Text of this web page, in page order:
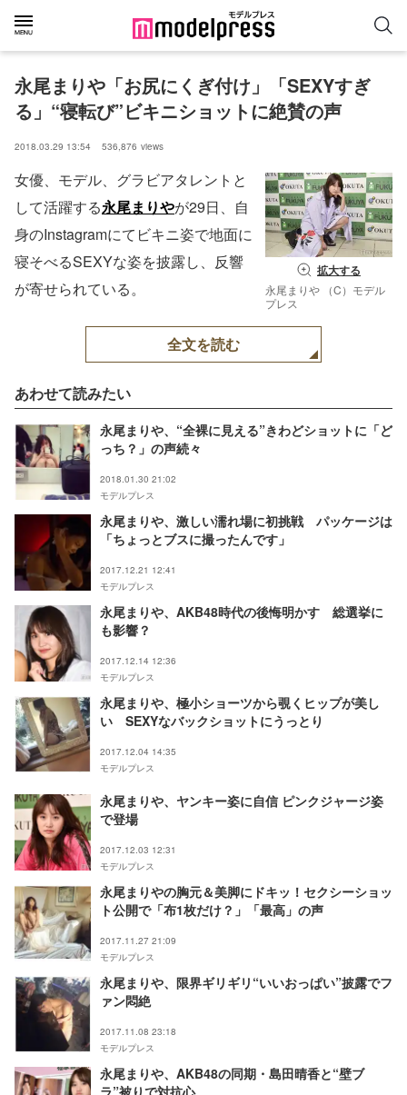
永尾まりや「お尻にくぎ付け」「SEXYすぎ
る」“寝転び”ビキニショットに絶賛の声
2018.03.29 13:54 536,876 views
拡大する
永尾まりや （C）モデル
プレス
女優、モデル、グラビアタレントと
して活躍する永尾まりやが29日、自
身のInstagramにてビキニ姿で地面に
寝そべるSEXYな姿を披露し、反響
が寄せられている。
全文を読む
あわせて読みたい
永尾まりや、“全裸に見える”きわどショットに「ど
っち？」の声続々
2018.01.30 21:02
モデルプレス
永尾まりや、激しい濡れ場に初挑戦 パッケージは
「ちょっとブスに撮ったんです」
2017.12.21 12:41
モデルプレス
永尾まりや、AKB48時代の後悔明かす 総選挙に
も影響？
2017.12.14 12:36
モデルプレス
永尾まりや、極小ショーツから覗くヒップが美し
い SEXYなバックショットにうっとり
2017.12.04 14:35
モデルプレス
永尾まりや、ヤンキー姿に自信 ピンクジャージ姿
で登場
2017.12.03 12:31
モデルプレス
永尾まりやの胸元＆美脚にドキッ！セクシーショッ
ト公開で「布1枚だけ？」「最高」の声
2017.11.27 21:09
モデルプレス
永尾まりや、限界ギリギリ“いいおっぱい”披露でフ
ァン悶絶
2017.11.08 23:18
モデルプレス
永尾まりや、AKB48の同期・島田晴香と“壁ブ